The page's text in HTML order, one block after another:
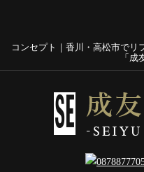
コンセプト｜香川・高松市でリ
「成